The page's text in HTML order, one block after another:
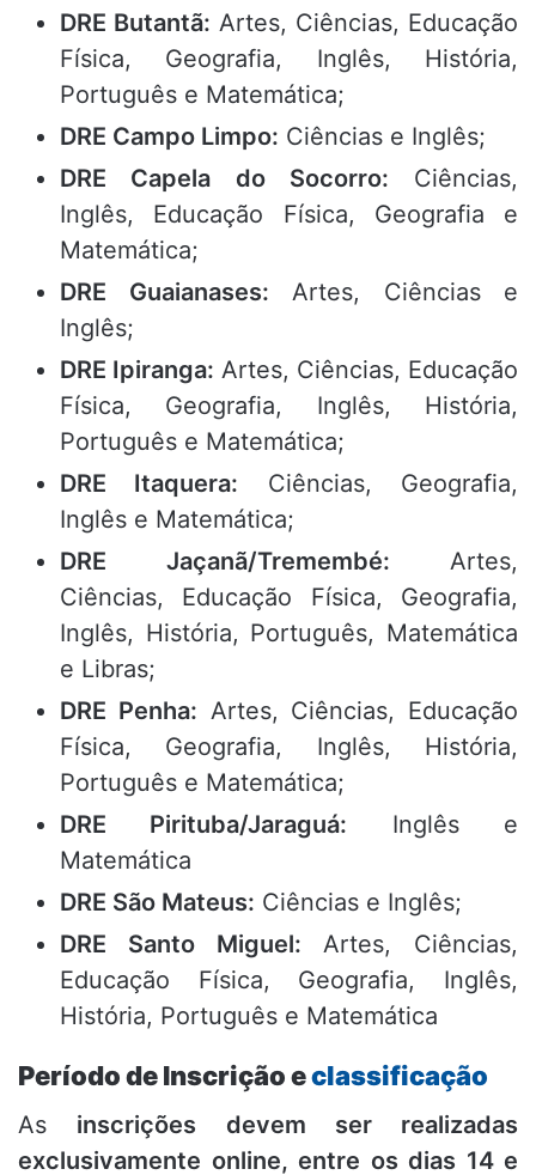
DRE Butantã: Artes, Ciências, Educação
Física, Geografia, Inglês, História,
Português e Matemática;
DRE Campo Limpo: Ciências e Inglês;
DRE Capela do Socorro: Ciências,
Inglês, Educação Física, Geografia e
Matemática;
DRE Guaianases: Artes, Ciências e
Inglês;
DRE Ipiranga: Artes, Ciências, Educação
Física, Geografia, Inglês, História,
Português e Matemática;
DRE Itaquera: Ciências, Geografia,
Inglês e Matemática;
DRE Jaçanã/Tremembé: Artes,
Ciências, Educação Física, Geografia,
Inglês, História, Português, Matemática
e Libras;
DRE Penha: Artes, Ciências, Educação
Física, Geografia, Inglês, História,
Português e Matemática;
DRE Pirituba/Jaraguá: Inglês e
Matemática
DRE São Mateus: Ciências e Inglês;
DRE Santo Miguel: Artes, Ciências,
Educação Física, Geografia, Inglês,
História, Português e Matemática
Período de Inscrição eclassificação
As inscrições devem ser realizadas
exclusivamente online, entre os dias 14 e